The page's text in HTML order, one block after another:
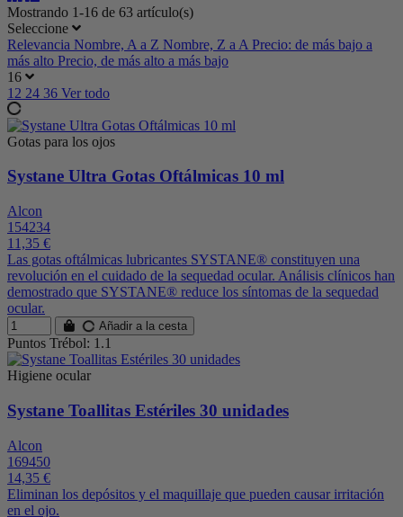
Mostrando 1-16 de 63 artículo(s)
Seleccione
Relevancia Nombre, A a Z Nombre, Z a A Precio: de más bajo a
más alto Precio, de más alto a más bajo
16
12 24 36 Ver todo
Gotas para los ojos
Systane Ultra Gotas Oftálmicas 10 ml
Alcon
154234
11,35 €
Las gotas oftálmicas lubricantes SYSTANE® constituyen una
revolución en el cuidado de la sequedad ocular. Análisis clínicos han
demostrado que SYSTANE® reduce los síntomas de la sequedad
ocular.
Añadir a la cesta
Puntos Trébol: 1.1
Higiene ocular
Systane Toallitas Estériles 30 unidades
Alcon
169450
14,35 €
Eliminan los depósitos y el maquillaje que pueden causar irritación
en el ojo.